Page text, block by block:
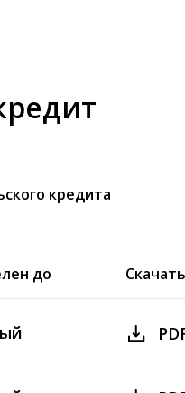
кредита
до Скачать